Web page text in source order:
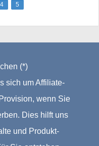
4 5
(*)
sich um Affiliate-
wenn Sie
Dies hilft uns
und Produkt-